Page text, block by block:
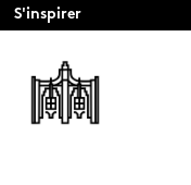
S'inspirer